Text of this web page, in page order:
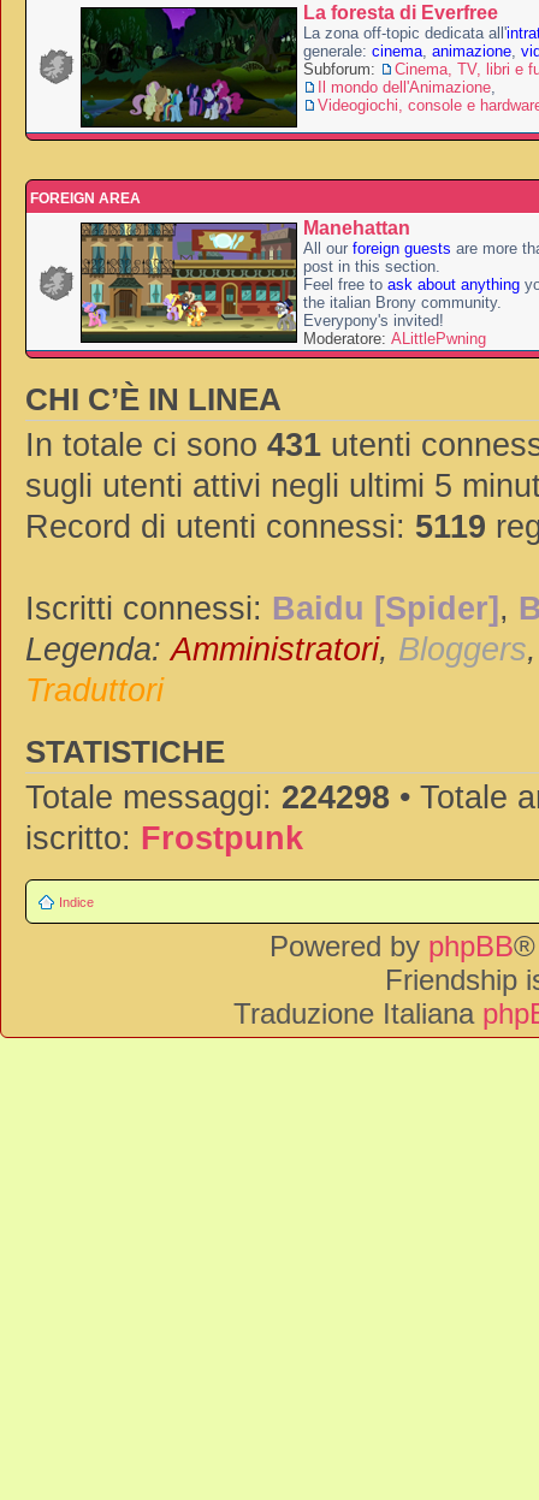
La foresta di Everfree
La zona off-topic dedicata all'
generale: cinema, animazione,
Subforum:
Cinema, TV, libri e
Il mondo dell'Animazione,
Videogiochi, console e
FOREIGN AREA
Manehattan
All our foreign guests are more
post in this section.
Feel free to ask about anything
the italian Brony community.
Everypony's invited!
Moderatore: ALittlePwning
CHI C’È IN LINEA
In totale ci sono 431 utenti
sugli utenti attivi negli ultimi 5
Record di utenti connessi: 5119
Iscritti connessi: Baidu [Spider] ,
Legenda:Amministratori, Bloggers
Traduttori
STATISTICHE
Totale messaggi: 224298 • Totale
iscritto: Frostpunk
Indice
Powered by phpBB®
Friendship
Traduzione Italiana